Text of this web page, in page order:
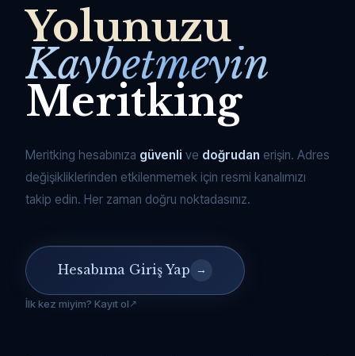
Yolunuzu
Kaybetmeyin
Meritking
Meritking hesabınıza güvenli ve doğrudan erişin. Adres
değişikliklerinden etkilenmemek için resmi kanalımızı
takip edin. Her zaman doğru noktadasınız.
Hesabıma Giriş Yap →
İlk kez miyim? Kayıt ol